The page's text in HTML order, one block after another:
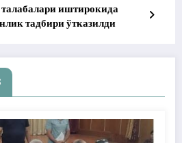
иштирокида
тадбири ўтказилди